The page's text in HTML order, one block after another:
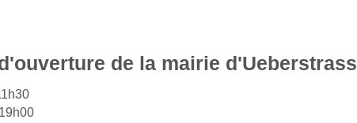
de la mairie d'Ueberstrass